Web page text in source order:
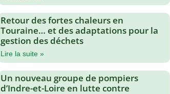
Retour des fortes chaleurs en
Touraine… et des adaptations pour la
gestion des déchets
Lire la suite »
Un nouveau groupe de pompiers
d’Indre-et-Loire en lutte contre